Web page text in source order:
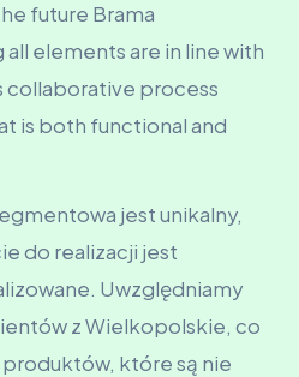
future Brama
elements are in line with
collaborative process
is both functional and
jest unikalny,
do realizacji jest
Uwzględniamy
z Wielkopolskie, co
które są nie